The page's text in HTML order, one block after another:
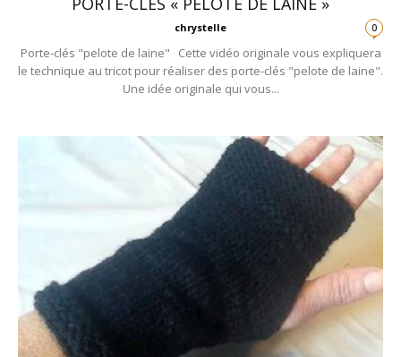
chrystelle 0
Porte-clés "pelote de laine" Cette vidéo originale vous expliquera
le technique au tricot pour réaliser des porte-clés "pelote de laine".
Une idée originale qui vous...